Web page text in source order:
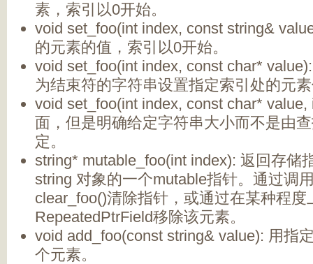
素，索引以0开始。
void set_foo(int index, const string&
的元素的值，索引以0开始。
void set_foo(int index, const char*
为结束符的字符串设置指定索引处的元
void set_foo(int index, const char*
面，但是明确给定字符串大小而不是由
定。
string* mutable_foo(int index): 返回存储
string 对象的一个mutable指针。通过调
clear_foo()清除指针，或通过在某种程度
RepeatedPtrField移除该元素。
void add_foo(const string& value): 用指
个元素。